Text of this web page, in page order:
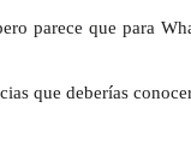
parece que para
que deberías